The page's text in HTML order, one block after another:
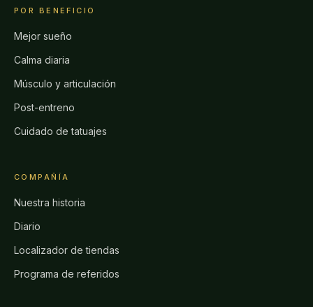
POR BENEFICIO
Mejor sueño
Calma diaria
Músculo y articulación
Post-entreno
Cuidado de tatuajes
COMPAÑÍA
Nuestra historia
Diario
Localizador de tiendas
Programa de referidos